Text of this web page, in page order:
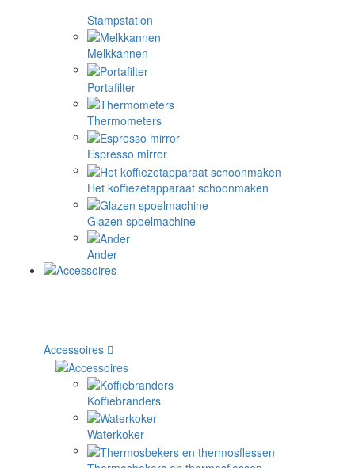
Stampstation
Melkkannen
Portafilter
Thermometers
Espresso mirror
Het koffiezetapparaat schoonmaken
Glazen spoelmachine
Ander
Accessoires
Koffiebranders
Waterkoker